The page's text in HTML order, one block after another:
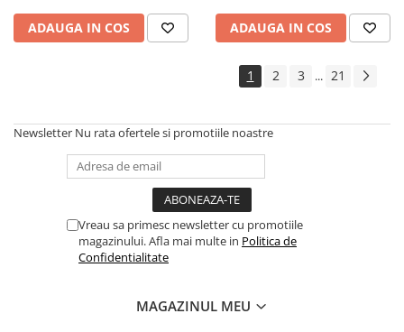
ADAUGA IN COS ADAUGA IN COS
1 2 3 ... 21
Newsletter Nu rata ofertele si promotiile noastre
Vreau sa primesc newsletter cu promotiile
magazinului. Afla mai multe in Politica de
Confidentialitate
MAGAZINUL MEU